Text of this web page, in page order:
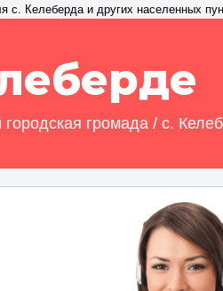
Келеберда и других населенных
громада / с.